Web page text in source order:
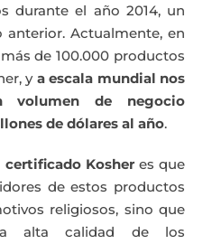
durante el año 2014, un
anterior. Actualmente, en
de 100.000 productos
y a escala mundial nos
volumen de negocio
de dólares al año.
certificado Kosheres que
de estos productos
religiosos, sino que
alta calidad de los